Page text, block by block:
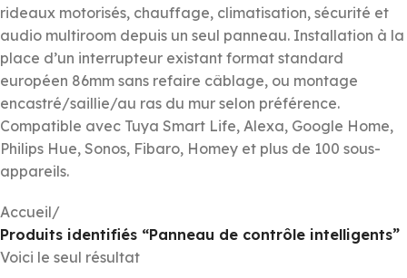
rideaux motorisés, chauffage, climatisation, sécurité et
audio multiroom depuis un seul panneau. Installation à la
place d’un interrupteur existant format standard
européen 86mm sans refaire câblage, ou montage
encastré/saillie/au ras du mur selon préférence.
Compatible avec Tuya Smart Life, Alexa, Google Home,
Philips Hue, Sonos, Fibaro, Homey et plus de 100 sous-
appareils.
Accueil/
Produits identifiés “Panneau de contrôle intelligents”
Voici le seul résultat